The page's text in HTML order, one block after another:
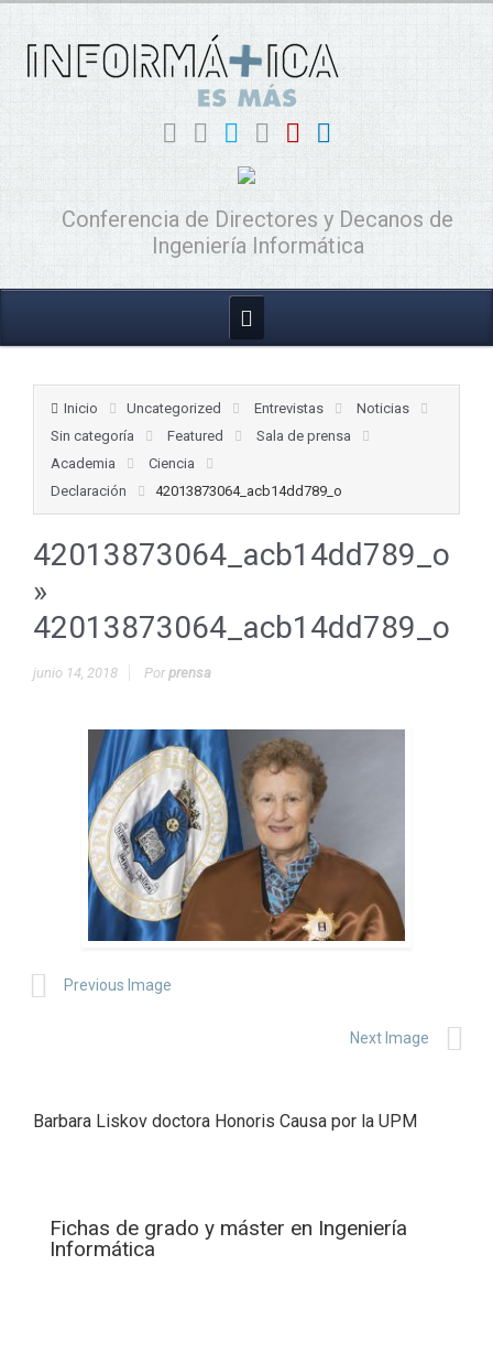
Conferencia de Directores y Decanos de
Ingeniería Informática
Inicio Uncategorized Entrevistas
Noticias
Sin categoría
Featured
Sala de prensa
Academia
Ciencia
Declaración
42013873064_acb14dd789_o
42013873064_acb14dd789_o
»
42013873064_acb14dd789_o
junio 14, 2018 Porprensa
Previous Image
Next Image
Barbara Liskov doctora Honoris Causa por la UPM
Fichas de grado y máster en Ingeniería
Informática